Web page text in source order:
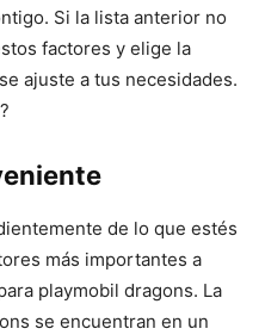
Si la lista anterior no
factores y elige la
ajuste a tus necesidades.
de lo que estés
más importantes a
playmobil dragons. La
se encuentran en un